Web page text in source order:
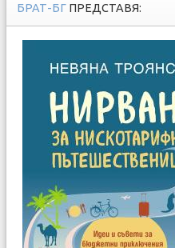
БРАТ-БГ ПРЕДСТАВЯ: